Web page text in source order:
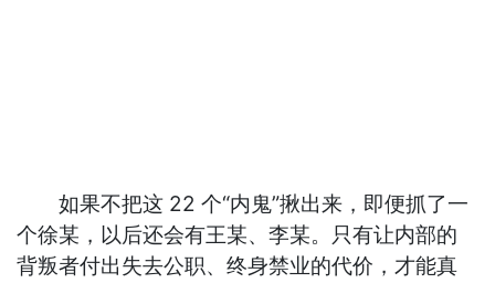
如果不把这 22 个“内鬼”揪出来，即便抓了一
个徐某，以后还会有王某、李某。只有让内部的
背叛者付出失去公职、终身禁业的代价，才能真